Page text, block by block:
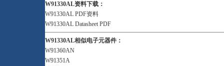
W91330AL资料下载：
W91330AL PDF资料
W91330AL Datasheet PDF
W91330AL相似电子元器件：
W91360AN
W91351A